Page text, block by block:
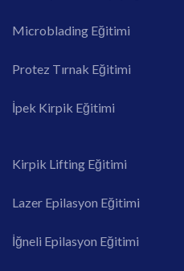
Microblading Eğitimi
Protez Tırnak Eğitimi
İpek Kirpik Eğitimi
Kirpik Lifting Eğitimi
Lazer Epilasyon Eğitimi
İğneli Epilasyon Eğitimi